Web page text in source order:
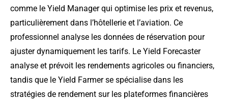
comme le Yield Manager qui optimise les prix et revenus,
particulièrement dans l’hôtellerie et l’aviation. Ce
professionnel analyse les données de réservation pour
ajuster dynamiquement les tarifs. Le Yield Forecaster
analyse et prévoit les rendements agricoles ou financiers,
tandis que le Yield Farmer se spécialise dans les
stratégies de rendement sur les plateformes financières